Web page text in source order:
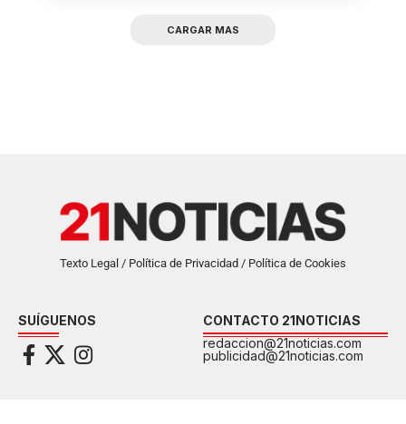
CARGAR MAS
Texto Legal / Política de Privacidad / Política de Cookies
SUÍGUENOS
CONTACTO 21NOTICIAS
redaccion@21noticias.com
publicidad@21noticias.com